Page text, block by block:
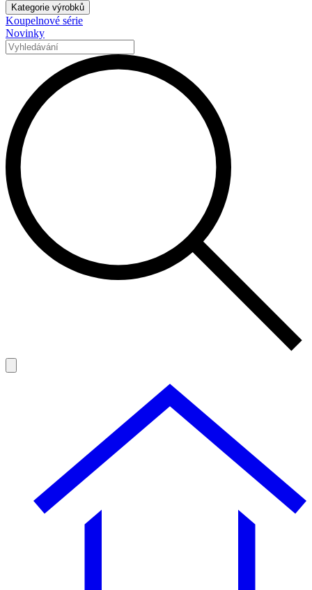
Kategorie výrobků
Koupelnové série
Novinky